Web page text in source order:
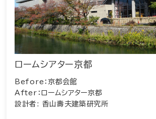
ロームシアター京都
Before：京都会館
After：ロームシアター京都
設計者: 香山壽夫建築研究所